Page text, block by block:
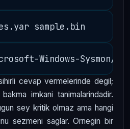
cevap vermelerinde degil;
imkani tanimalarindadir.
sey kritik olmaz ama hangi
sezmeni saglar. Ornegin bir